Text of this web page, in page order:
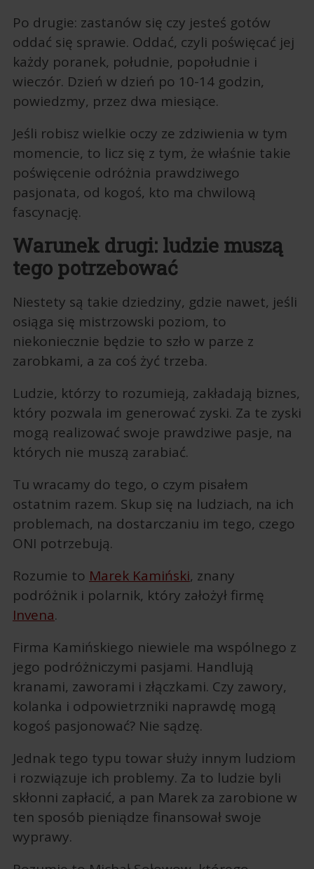
Po drugie: zastanów się czy jesteś gotów
oddać się sprawie. Oddać, czyli poświęcać jej
każdy poranek, południe, popołudnie i
wieczór. Dzień w dzień po 10-14 godzin,
powiedzmy, przez dwa miesiące.
Jeśli robisz wielkie oczy ze zdziwienia w tym
momencie, to licz się z tym, że właśnie takie
poświęcenie odróżnia prawdziwego
pasjonata, od kogoś, kto ma chwilową
fascynację.
Warunek drugi: ludzie muszą
tego potrzebować
Niestety są takie dziedziny, gdzie nawet, jeśli
osiąga się mistrzowski poziom, to
niekoniecznie będzie to szło w parze z
zarobkami, a za coś żyć trzeba.
Ludzie, którzy to rozumieją, zakładają biznes,
który pozwala im generować zyski. Za te zyski
mogą realizować swoje prawdziwe pasje, na
których nie muszą zarabiać.
Tu wracamy do tego, o czym pisałem
ostatnim razem. Skup się na ludziach, na ich
problemach, na dostarczaniu im tego, czego
ONI potrzebują.
Rozumie to Marek Kamiński, znany
podróżnik i polarnik, który założył firmę
Invena.
Firma Kamińskiego niewiele ma wspólnego z
jego podróżniczymi pasjami. Handlują
kranami, zaworami i złączkami. Czy zawory,
kolanka i odpowietrzniki naprawdę mogą
kogoś pasjonować? Nie sądzę.
Jednak tego typu towar służy innym ludziom
i rozwiązuje ich problemy. Za to ludzie byli
skłonni zapłacić, a pan Marek za zarobione w
ten sposób pieniądze finansował swoje
wyprawy.